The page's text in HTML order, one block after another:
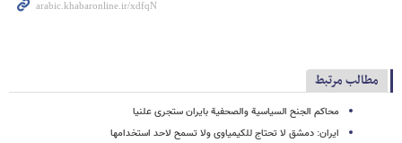
مطالب مرتبط
محاکم الجنح السیاسیة والصحفیة بایران ستجری علنیا
ایران: دمشق لا تحتاج للکیمیاوی ولا تسمح لاحد استخدامها